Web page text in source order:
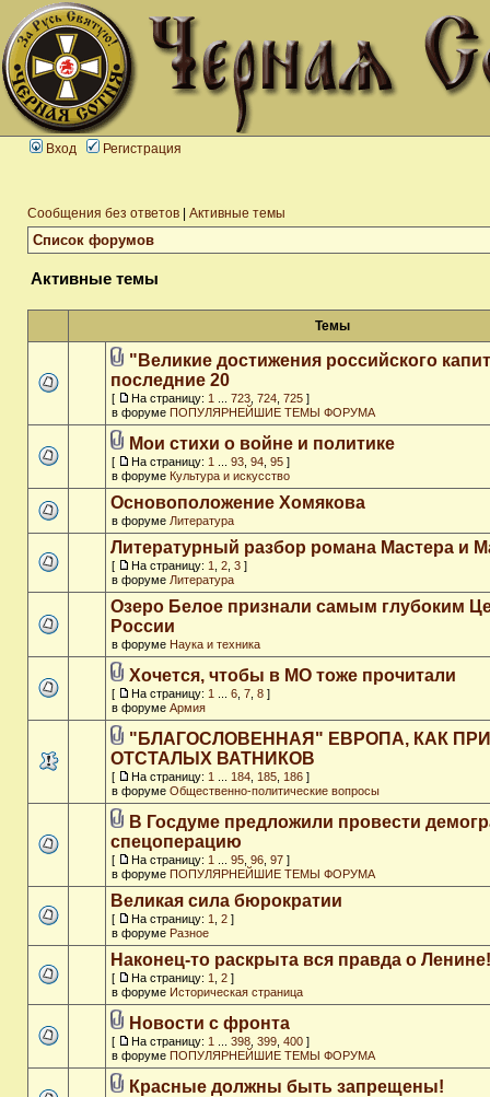
Вход Регистрация
Сообщения без ответов Активные темы
Список форумов
Активные темы
Темы
"Великие достижения российского
последние 20
[ На страницу: 1 723 724 725 ]
в форуме ПОПУЛЯРНЕЙШИЕ ТЕМЫ ФОРУМА
Мои стихи о войне и политике
[ На страницу: 1 93 94 95 ]
в форуме Культура и искусство
Основоположение Хомякова
в форуме Литература
Литературный разбор романа Мастера и
[ На страницу: 1 2 3 ]
в форуме Литература
Озеро Белое признали самым глубоким
России
в форуме Наука и техника
Хочется, чтобы в МО тоже прочитали
[ На страницу: 1 6 7 8 ]
в форуме Армия
"БЛАГОСЛОВЕННАЯ" ЕВРОПА, КАК
ОТСТАЛЫХ ВАТНИКОВ
[ На страницу: 1 184 185 186 ]
в форуме Общественно-политические вопросы
В Госдуме предложили провести
спецоперацию
[ На страницу: 1 95 96 97 ]
в форуме ПОПУЛЯРНЕЙШИЕ ТЕМЫ ФОРУМА
Великая сила бюрократии
[ На страницу: 1 2 ]
в форуме Разное
Наконец-то раскрыта вся правда о Ленине!
[ На страницу: 1 2 ]
в форуме Историческая страница
Новости с фронта
[ На страницу: 1 398 399 400 ]
в форуме ПОПУЛЯРНЕЙШИЕ ТЕМЫ ФОРУМА
Красные должны быть запрещены!